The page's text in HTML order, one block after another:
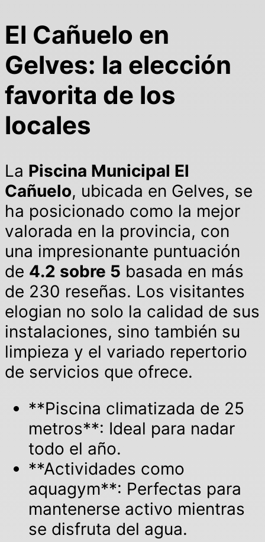
El Cañuelo en
Gelves: la elección
favorita de los
locales
La Piscina Municipal El
Cañuelo, ubicada en Gelves, se
ha posicionado como la mejor
valorada en la provincia, con
una impresionante puntuación
de 4.2 sobre 5 basada en más
de 230 reseñas. Los visitantes
elogian no solo la calidad de sus
instalaciones, sino también su
limpieza y el variado repertorio
de servicios que ofrece.
**Piscina climatizada de 25
metros**: Ideal para nadar
todo el año.
**Actividades como
aquagym**: Perfectas para
mantenerse activo mientras
se disfruta del agua.